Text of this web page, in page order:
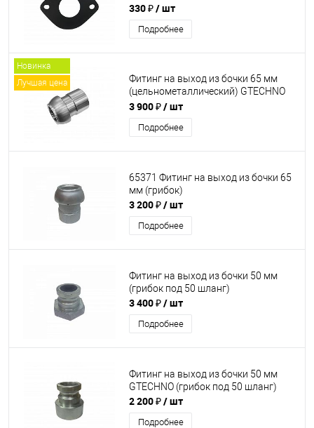
330 ₽/ шт
Подробнее
Новинка
Лучшая цена
Фитинг на выход из бочки 65 мм
(цельнометаллический) GTECHNO
(грибок)
3 900 ₽/ шт
Подробнее
65371 Фитинг на выход из бочки 65
мм (грибок)
3 200 ₽/ шт
Подробнее
Фитинг на выход из бочки 50 мм
(грибок под 50 шланг)
3 400 ₽/ шт
Подробнее
Фитинг на выход из бочки 50 мм
GTECHNO (грибок под 50 шланг)
2 200 ₽/ шт
Подробнее